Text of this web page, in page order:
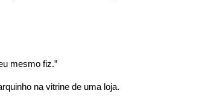
mesmo fiz.”
na vitrine de uma loja.